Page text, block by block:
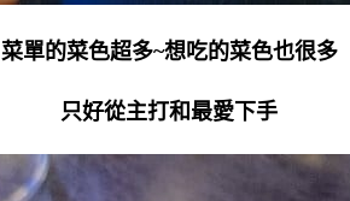
菜單的菜色超多~想吃的菜色也很多
只好從主打和最愛下手